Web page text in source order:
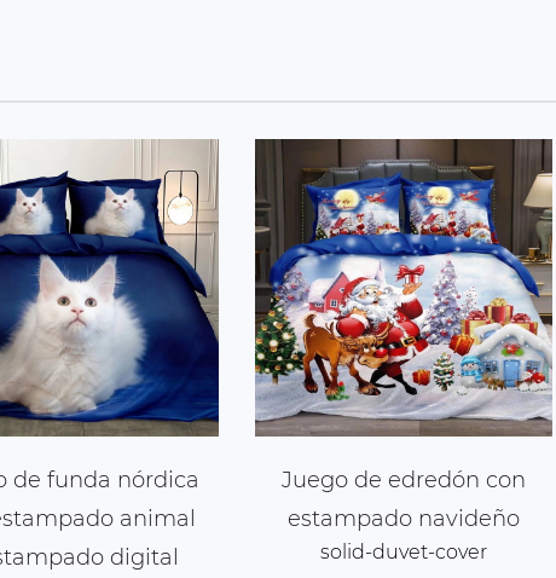
de funda nórdica
animal
digital
Juego de edredón con
estampado navideño
solid-duvet-cover